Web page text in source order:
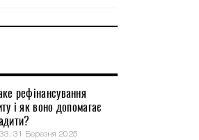
рефінансування
і як воно допомагає
31 Березня 2025